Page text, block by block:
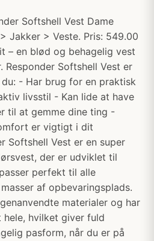
Softshell Vest Dame
Jakker > Veste. Pris: 549.00
– en blød og behagelig vest
Responder Softshell Vest er
- Har brug for en praktisk
livsstil - Kan lide at have
til at gemme dine ting -
er vigtigt i dit
Softshell Vest er en super
der er udviklet til
perfekt til alle
af opbevaringsplads.
materialer og har
hvilket giver fuld
pasform, når du er på